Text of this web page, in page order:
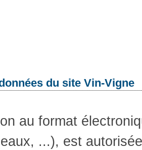
du site Vin-Vigne
au format
...), est